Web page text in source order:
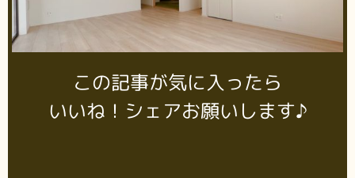
この記事が気に入ったら
いいね！シェアお願いします♪